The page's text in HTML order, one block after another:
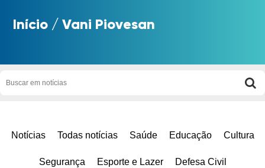
Início /Vani Piovesan
Notícias Todas notícias Saúde Educação Cultura
Segurança Esporte e Lazer Defesa Civil